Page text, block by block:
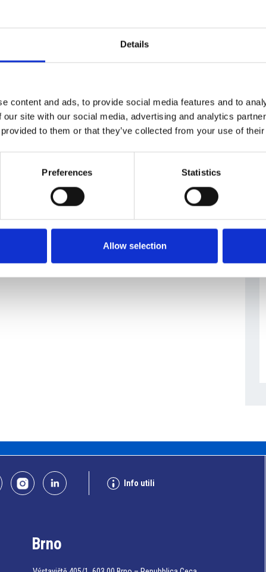
Details
content and ads, to provide social media features and to
our site with our social media, advertising and analytics
to them or that they’ve collected from your use of
Preferences Statistics
Allow selection
Info utili
Brno